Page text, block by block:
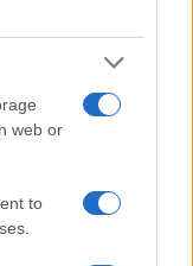
web or
to